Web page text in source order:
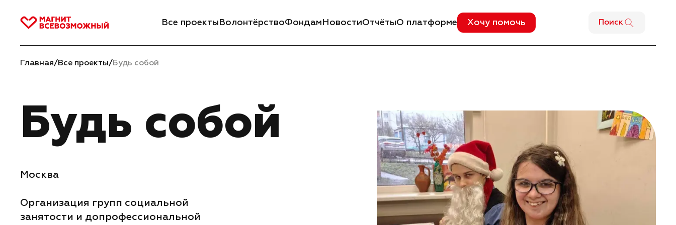
Все проекты ВолонтёрствоФондам НовостиОтчётыО платформе Хочу помочь Поиск
Главная/Все проекты/Будь собой
Будь собой
Москва
Организация групп социальной
занятости и допрофессиональной